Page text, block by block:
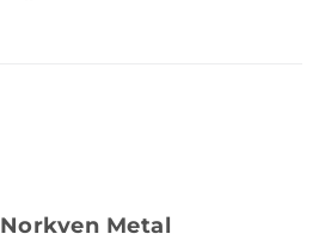
Norkven Metal